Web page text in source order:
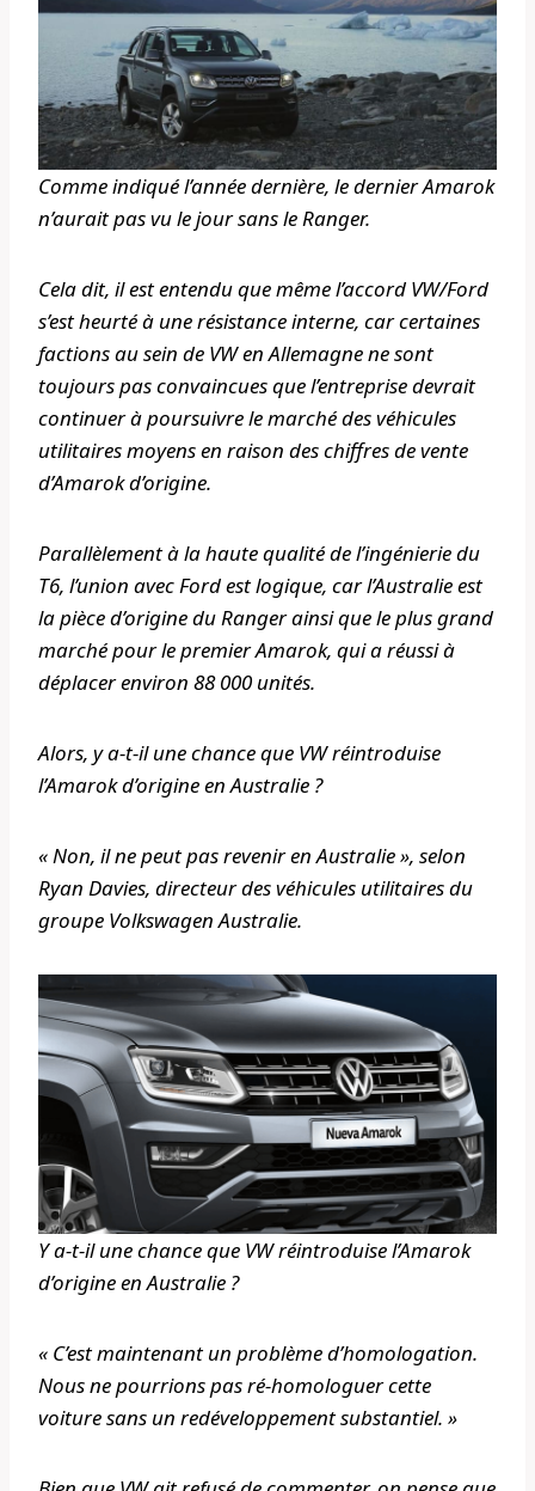
Comme indiqué l’année dernière, le dernier Amarok
n’aurait pas vu le jour sans le Ranger.
Cela dit, il est entendu que même l’accord VW/Ford
s’est heurté à une résistance interne, car certaines
factions au sein de VW en Allemagne ne sont
toujours pas convaincues que l’entreprise devrait
continuer à poursuivre le marché des véhicules
utilitaires moyens en raison des chiffres de vente
d’Amarok d’origine.
Parallèlement à la haute qualité de l’ingénierie du
T6, l’union avec Ford est logique, car l’Australie est
la pièce d’origine du Ranger ainsi que le plus grand
marché pour le premier Amarok, qui a réussi à
déplacer environ 88 000 unités.
Alors, y a-t-il une chance que VW réintroduise
l’Amarok d’origine en Australie ?
« Non, il ne peut pas revenir en Australie », selon
Ryan Davies, directeur des véhicules utilitaires du
groupe Volkswagen Australie.
Y a-t-il une chance que VW réintroduise l’Amarok
d’origine en Australie ?
« C’est maintenant un problème d’homologation.
Nous ne pourrions pas ré-homologuer cette
voiture sans un redéveloppement substantiel. »